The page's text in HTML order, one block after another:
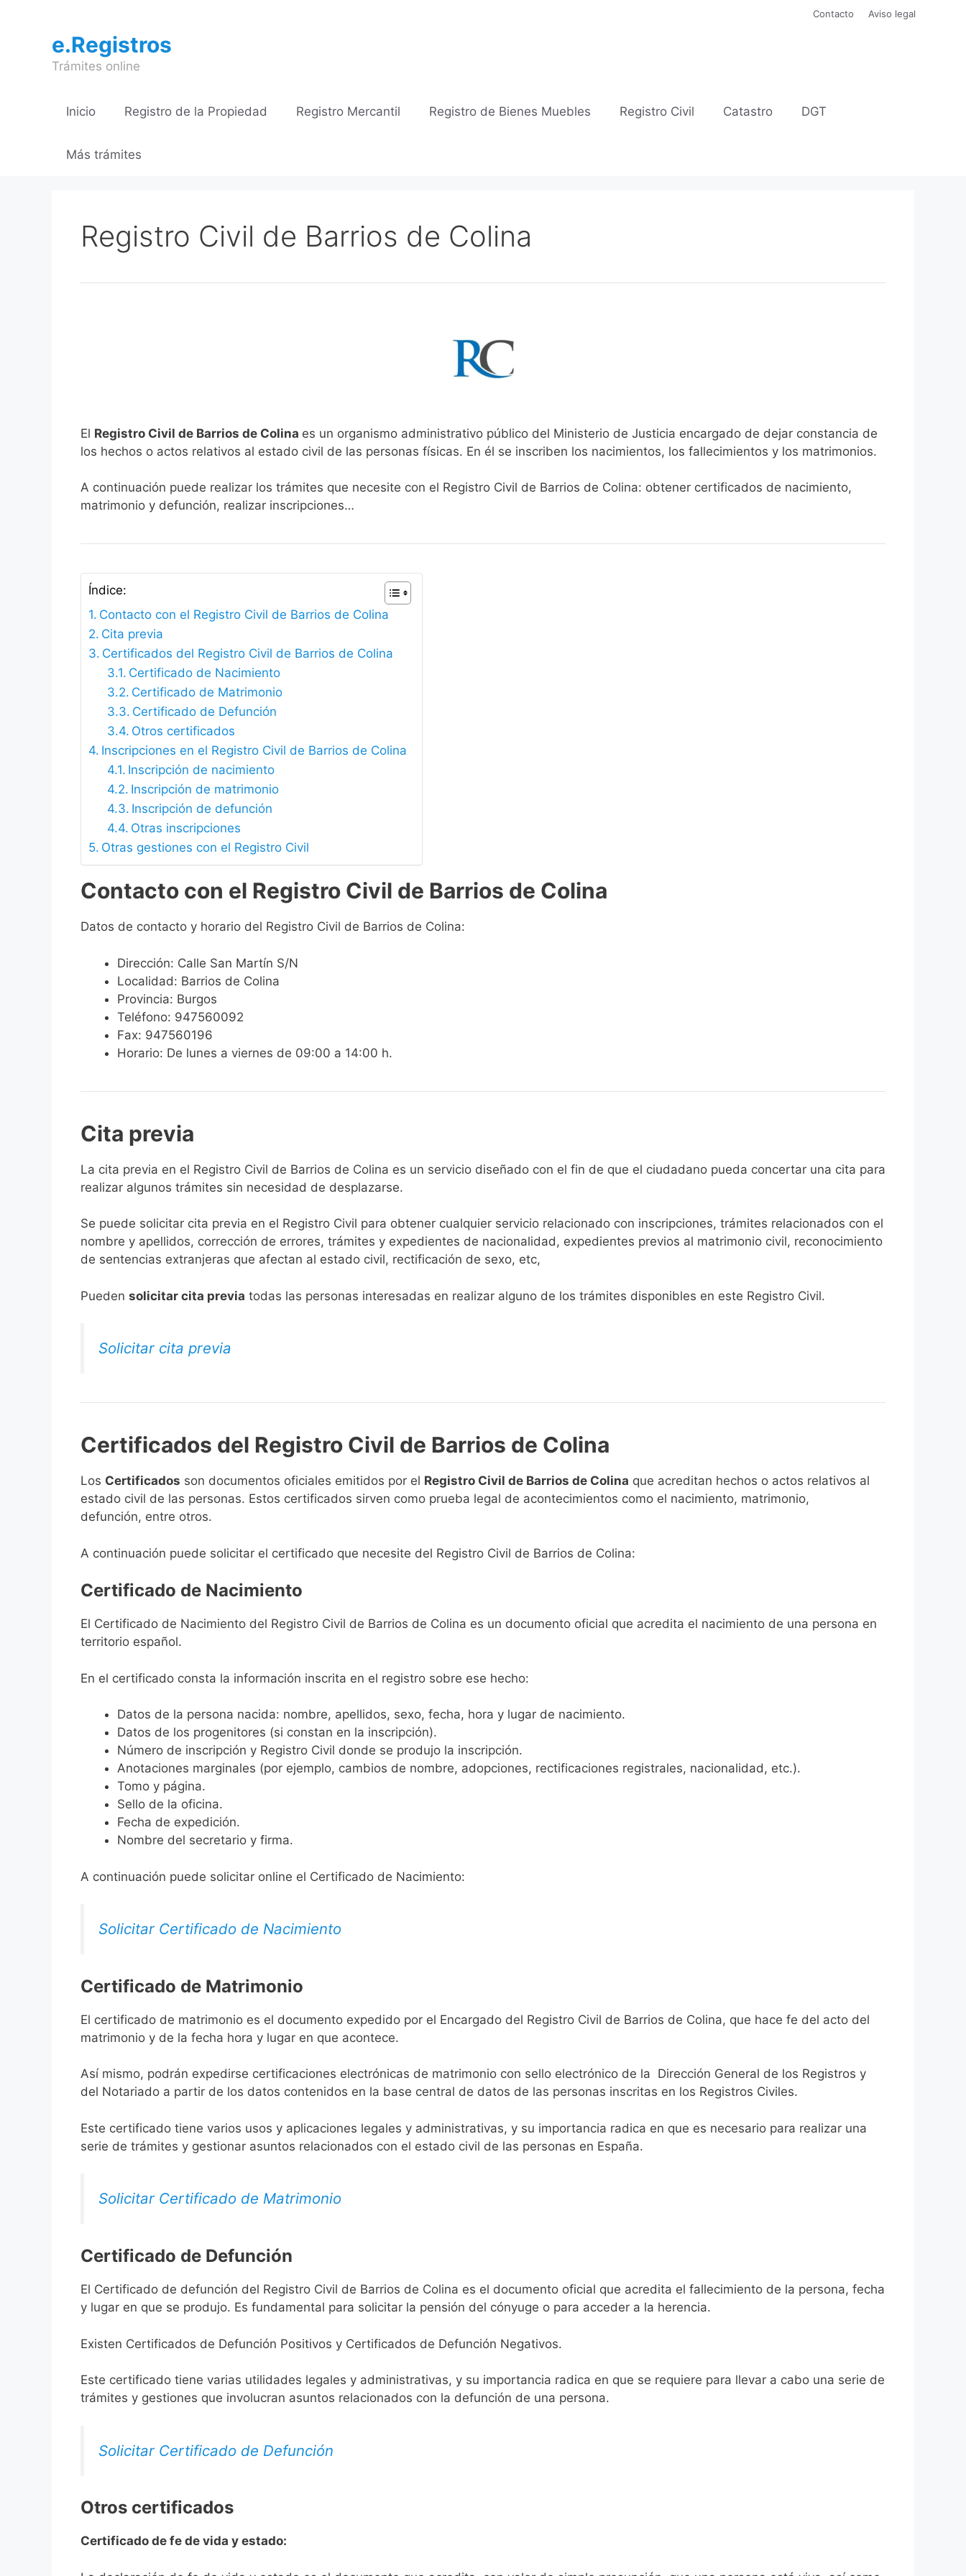
contenido
Contacto Aviso legal
e.Registros
Trámites online
Inicio Registro de la Propiedad Registro Mercantil Registro de Bienes Muebles Registro Civil Catastro DGT
Más trámites
Registro Civil de Barrios de Colina
El Registro Civil de Barrios de Colina es un organismo administrativo público del Ministerio de Justicia encargado de dejar constancia de
los hechos o actos relativos al estado civil de las personas físicas. En él se inscriben los nacimientos, los fallecimientos y los matrimonios.
A continuación puede realizar los trámites que necesite con el Registro Civil de Barrios de Colina: obtener certificados de nacimiento,
matrimonio y defunción, realizar inscripciones…
Índice:
Contacto con el Registro Civil de Barrios de Colina
Cita previa
Certificados del Registro Civil de Barrios de Colina
Certificado de Nacimiento
Certificado de Matrimonio
Certificado de Defunción
Otros certificados
Inscripciones en el Registro Civil de Barrios de Colina
Inscripción de nacimiento
Inscripción de matrimonio
Inscripción de defunción
Otras inscripciones
Otras gestiones con el Registro Civil
Contacto con el Registro Civil de Barrios de Colina
Datos de contacto y horario del Registro Civil de Barrios de Colina:
Dirección: Calle San Martín S/N
Localidad: Barrios de Colina
Provincia: Burgos
Teléfono: 947560092
Fax: 947560196
Horario: De lunes a viernes de 09:00 a 14:00 h.
Cita previa
​​​​​​​​​​​​​​​​​​​​​​​​​​​​La cita previa en el Registro Civil de Barrios de Colina es un servicio diseñado con el fin de que el ciudadano pueda concertar una cita para
realizar algunos trámites sin necesidad de desplazarse.​
Se puede solicitar cita previa en el Registro Civil para obtener cualquier servicio relacionado con inscripciones, trámites relacionados con el
nombre y apellidos, corrección de errores, trámites y expedientes de nacionalidad, expedientes previos al matrimonio civil, reconocimiento
de sentencias extranjeras que afectan al estado civil, rectificación de sexo, etc,
​Pueden solicitar cita previa todas las personas interesadas en realizar alguno de los trámites disponibles en este Registro Civil.​
Solicitar cita previa
Certificados del Registro Civil de Barrios de Colina
Los Certificados son documentos oficiales emitidos por el Registro Civil de Barrios de Colina que acreditan hechos o actos relativos al
estado civil de las personas. Estos certificados sirven como prueba legal de acontecimientos como el nacimiento, matrimonio,
defunción, entre otros.
A continuación puede solicitar el certificado que necesite del Registro Civil de Barrios de Colina:
Certificado de Nacimiento
El Certificado de Nacimiento del Registro Civil de Barrios de Colina es un documento oficial que acredita el nacimiento de una persona en
territorio español.
En el certificado consta la información inscrita en el registro sobre ese hecho:
Datos de la persona nacida: nombre, apellidos, sexo, fecha, hora y lugar de nacimiento.
Datos de los progenitores (si constan en la inscripción).
Número de inscripción y Registro Civil donde se produjo la inscripción.
Anotaciones marginales (por ejemplo, cambios de nombre, adopciones, rectificaciones registrales, nacionalidad, etc.).
Tomo y página.
Sello de la oficina.
Fecha de expedición.
Nombre del secretario y firma.
A continuación puede solicitar online el Certificado de Nacimiento:
Solicitar Certificado de Nacimiento
Certificado de Matrimonio
El certificado de matrimonio es el documento expedido por el Encargado del Registro Civil de Barrios de Colina, que hace fe del acto del
matrimonio y de la fecha hora y lugar en que acontece.
Así mismo, podrán expedirse certificaciones electrónicas de matrimonio con sello electrónico de la Dirección General de los Registros y
del Notariado a partir de los datos contenidos en la base central de datos de las personas inscritas en los Registros Civiles.
Este certificado tiene varios usos y aplicaciones legales y administrativas, y su importancia radica en que es necesario para realizar una
serie de trámites y gestionar asuntos relacionados con el estado civil de las personas en España.
Solicitar Certificado de Matrimonio
Certificado de Defunción
El Certificado de defunción del Registro Civil de Barrios de Colina es el documento oficial que acredita el fallecimiento de la persona, fecha
y lugar en que se produjo. Es fundamental para solicitar la pensión del cónyuge o para acceder a la herencia.
Existen Certificados de Defunción Positivos y Certificados de Defunción Negativos.
Este certificado tiene varias utilidades legales y administrativas, y su importancia radica en que se requiere para llevar a cabo una serie de
trámites y gestiones que involucran asuntos relacionados con la defunción de una persona.
Solicitar Certificado de Defunción
Otros certificados
Certificado de fe de vida y estado: